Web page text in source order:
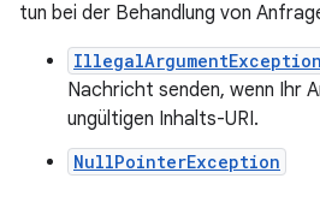
tun bei der Behandlung von
IllegalArgumentException
Nachricht senden, wenn Ihr
ungültigen Inhalts-URI.
NullPointerException